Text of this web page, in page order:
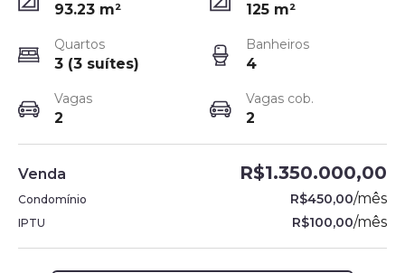
93.23 m² 125 m²
Quartos
3 (3 suítes)
Banheiros
4
Vagas
2
Vagas cob.
2
Venda R$1.350.000,00
Condomínio R$450,00/mês
IPTU R$100,00/mês